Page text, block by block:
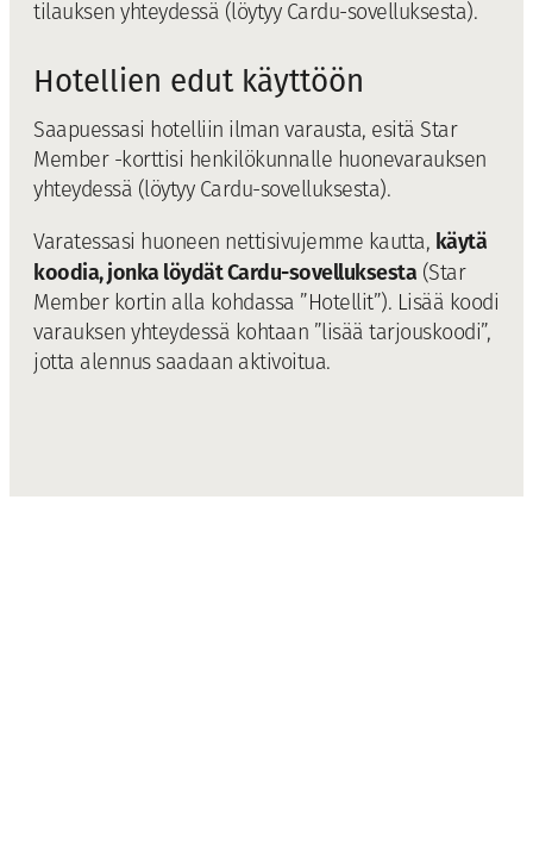
tilauksen yhteydessä (löytyy Cardu-sovelluksesta).
Hotellien edut käyttöön
Saapuessasi hotelliin ilman varausta, esitä Star
Member -korttisi henkilökunnalle huonevarauksen
yhteydessä (löytyy Cardu-sovelluksesta).
Varatessasi huoneen nettisivujemme kautta, käytä
koodia, jonka löydät Cardu-sovelluksesta (Star
Member kortin alla kohdassa ”Hotellit”). Lisää koodi
varauksen yhteydessä kohtaan ”lisää tarjouskoodi”,
jotta alennus saadaan aktivoitua.